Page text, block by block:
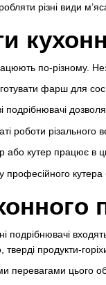
різні види
по-різному.
фарш для
роботи різального
кутер працює в
кутера
подрібнювачі
тверді продукти-
перевагами цього